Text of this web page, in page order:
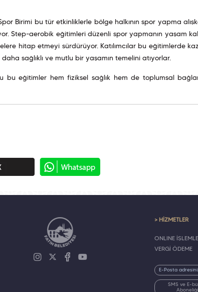
Birimi bu tür etkinliklerle bölge halkının spor yapma
Step-aerobik eğitimleri düzenli spor yapmanın yaşam
hitap etmeyi sürdürüyor. Katılımcılar bu eğitimlerde
sağlıklı ve mutlu bir yaşamın temelini atıyorlar.
bu eğitimler hem fiziksel sağlık hem de toplumsal
> HİZMETLER
ONLINE
VERGİ ÖDEME
SMS ve E-
Aboneliği